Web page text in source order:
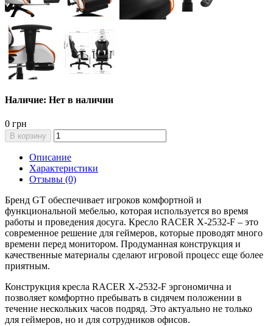
Наличие: Нет в наличии
0 грн
В корзину
Описание
Характеристики
Отзывы (0)
Бренд GT обеспечивает игроков комфортной и
функциональной мебелью, которая используется во время
работы и проведения досуга. Кресло RACER X-2532-F – это
современное решение для геймеров, которые проводят много
времени перед монитором. Продуманная конструкция и
качественные материалы сделают игровой процесс еще более
приятным.
Конструкция кресла RACER X-2532-F эргономична и
позволяет комфортно пребывать в сидячем положении в
течение нескольких часов подряд. Это актуально не только
для геймеров, но и для сотрудников офисов.